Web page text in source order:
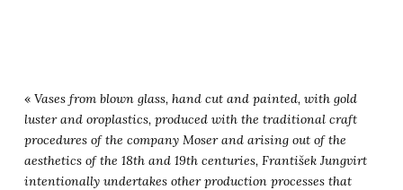
« Vases from blown glass, hand cut and painted, with gold
luster and oroplastics, produced with the traditional craft
procedures of the company Moser and arising out of the
aesthetics of the 18th and 19th centuries, František Jungvirt
intentionally undertakes other production processes that